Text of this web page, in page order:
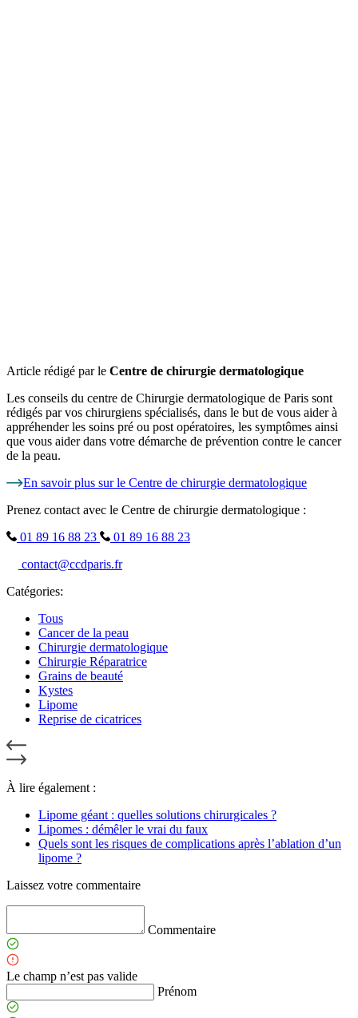
Article rédigé par le Centre de chirurgie dermatologique
Les conseils du centre de Chirurgie dermatologique de Paris sont
rédigés par vos chirurgiens spécialisés, dans le but de vous aider à
appréhender les soins pré ou post opératoires, les symptômes ainsi
que vous aider dans votre démarche de prévention contre le cancer
de la peau.
En savoir plus sur le Centre de chirurgie dermatologique
Prenez contact avec le Centre de chirurgie dermatologique :
01 89 16 88 23
01 89 16 88 23
contact@ccdparis.fr
Catégories:
Tous
Cancer de la peau
Chirurgie dermatologique
Chirurgie Réparatrice
Grains de beauté
Kystes
Lipome
Reprise de cicatrices
À lire également :
Lipome géant : quelles solutions chirurgicales ?
Lipomes : démêler le vrai du faux
Quels sont les risques de complications après l’ablation d’un
lipome ?
Laissez votre commentaire
Commentaire
Le champ n’est pas valide
Prénom